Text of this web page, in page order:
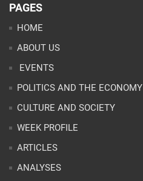
PAGES
HOME
ABOUT US
EVENTS
POLITICS AND THE ECONOMY
CULTURE AND SOCIETY
WEEK PROFILE
ARTICLES
ANALYSES